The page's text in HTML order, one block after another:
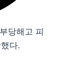
당해고 피
다.